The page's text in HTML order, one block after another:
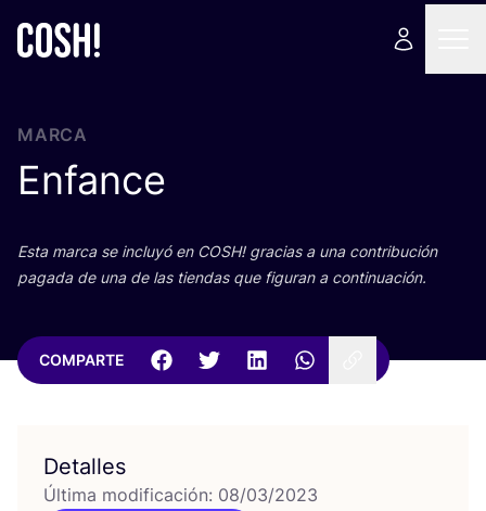
MARCA
Enfance
Esta mar­ca se inclu­yó en COSH! gra­cias a una con­tri­bu­ción
paga­da de una de las tien­das que figu­ran a continuación.
COMPARTE
Detalles
Última modificación: 08/03/2023